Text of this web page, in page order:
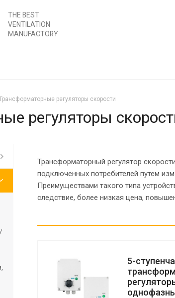
THE BEST
VENTILATION
MANUFACTORY
регуляторы скорости
регуляторы
Трансформаторный регулятор
подключенных потребителей путем
Преимуществами такого типа
следствие, более низкая цена,
5-